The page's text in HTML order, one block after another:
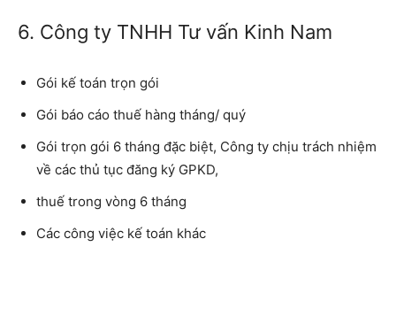
6. Công ty TNHH Tư vấn Kinh Nam
Gói kế toán trọn gói
Gói báo cáo thuế hàng tháng/ quý
Gói trọn gói 6 tháng đặc biệt, Công ty chịu trách nhiệm
về các thủ tục đăng ký GPKD,
thuế trong vòng 6 tháng
Các công việc kế toán khác